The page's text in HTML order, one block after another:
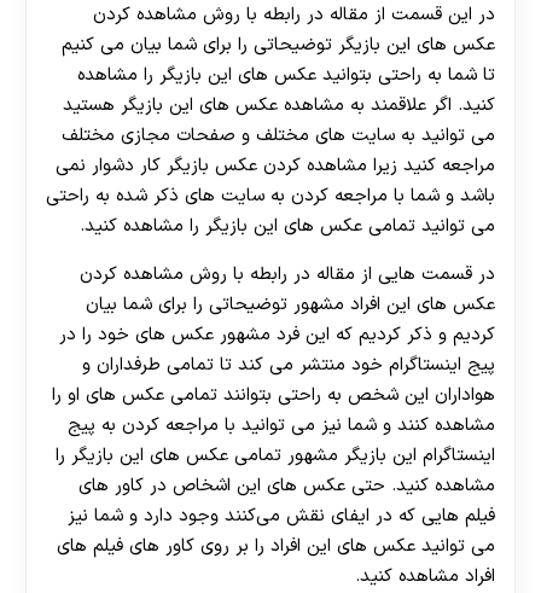
در این قسمت از مقاله در رابطه با روش مشاهده کردن
عکس های این بازیگر توضیحاتی را برای شما بیان می کنیم
تا شما به راحتی بتوانید عکس های این بازیگر را مشاهده
کنید. اگر علاقمند به مشاهده عکس های این بازیگر هستید
می توانید به سایت های مختلف و صفحات مجازی مختلف
مراجعه کنید زیرا مشاهده کردن عکس بازیگر کار دشوار نمی
باشد و شما با مراجعه کردن به سایت های ذکر شده به راحتی
می توانید تمامی عکس های این بازیگر را مشاهده کنید.
در قسمت هایی از مقاله در رابطه با روش مشاهده کردن
عکس های این افراد مشهور توضیحاتی را برای شما بیان
کردیم و ذکر کردیم که این فرد مشهور عکس های خود را در
پیج اینستاگرام خود منتشر می ‌کند تا تمامی طرفداران و
هواداران این شخص به راحتی بتوانند تمامی عکس های او را
مشاهده کنند و شما نیز می ‌توانید با مراجعه کردن به پیج
اینستاگرام این بازیگر مشهور تمامی عکس های این بازیگر را
مشاهده کنید. حتی عکس های این اشخاص در کاور های
فیلم هایی که در ایفای نقش می‌کنند وجود دارد و شما نیز
می ‌توانید عکس ‌های این افراد را بر روی کاور های فیلم های
افراد مشاهده کنید.